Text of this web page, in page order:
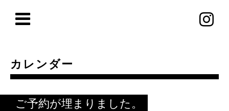
カレンダー
ご予約が埋まりました。